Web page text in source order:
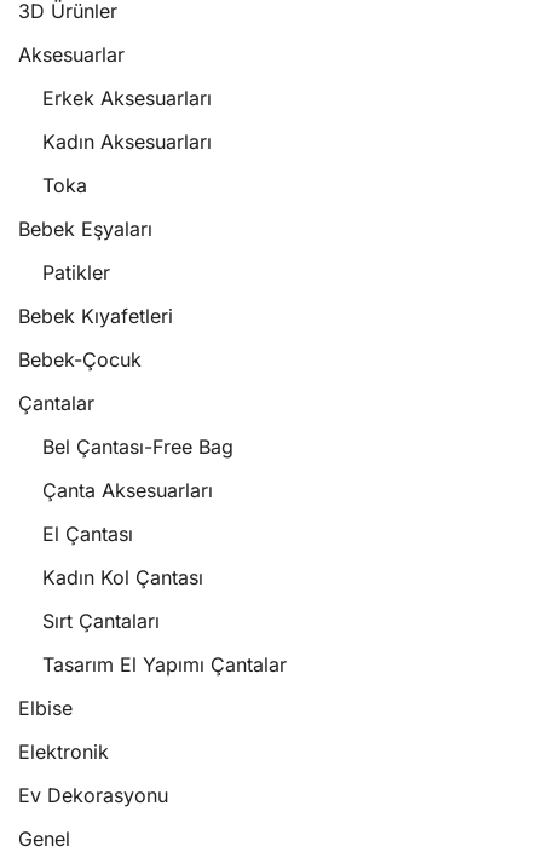
3D Ürünler
Aksesuarlar
Erkek Aksesuarları
Kadın Aksesuarları
Toka
Bebek Eşyaları
Patikler
Bebek Kıyafetleri
Bebek-Çocuk
Çantalar
Bel Çantası-Free Bag
Çanta Aksesuarları
El Çantası
Kadın Kol Çantası
Sırt Çantaları
Tasarım El Yapımı Çantalar
Elbise
Elektronik
Ev Dekorasyonu
Genel